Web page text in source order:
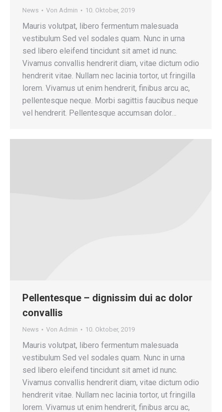
News Von Admin 10. Oktober, 2019
Mauris volutpat, libero fermentum malesuada
vestibulum Sed vel sodales quam. Nunc in urna
sed libero eleifend tincidunt sit amet id nunc.
Vivamus convallis hendrerit diam, vitae dictum odio
hendrerit vitae. Nullam nec lacinia tortor, ut fringilla
lorem. Vivamus ut enim hendrerit, finibus arcu ac,
pellentesque neque. Morbi sagittis faucibus neque
vel hendrerit. Pellentesque accumsan dolor…
Pellentesque – dignissim dui ac dolor
convallis
News Von Admin 10. Oktober, 2019
Mauris volutpat, libero fermentum malesuada
vestibulum Sed vel sodales quam. Nunc in urna
sed libero eleifend tincidunt sit amet id nunc.
Vivamus convallis hendrerit diam, vitae dictum odio
hendrerit vitae. Nullam nec lacinia tortor, ut fringilla
lorem. Vivamus ut enim hendrerit, finibus arcu ac,